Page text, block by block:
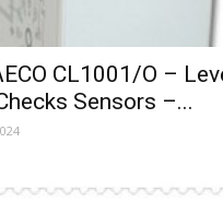
CL1001/O –
Sensors –...